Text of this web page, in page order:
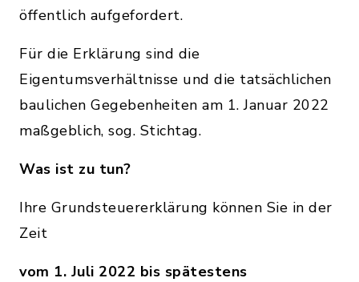
öffentlich aufgefordert.
Für die Erklärung sind die
Eigentumsverhältnisse und die tatsächlichen
baulichen Gegebenheiten am 1. Januar 2022
maßgeblich, sog. Stichtag.
Was ist zu tun?
Ihre Grundsteuererklärung können Sie in der
Zeit
vom 1. Juli 2022 bis spätestens